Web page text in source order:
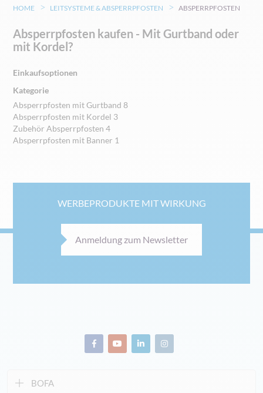
HOME LEITSYSTEME & ABSPERRPFOSTEN ABSPERRPFOSTEN
Absperrpfosten kaufen - Mit Gurtband oder
mit Kordel?
Einkaufsoptionen
Kategorie
Absperrpfosten mit Gurtband 8
Absperrpfosten mit Kordel 3
Zubehör Absperrpfosten 4
Absperrpfosten mit Banner 1
WERBEPRODUKTE MIT WIRKUNG
Anmeldung zum Newsletter
BOFA